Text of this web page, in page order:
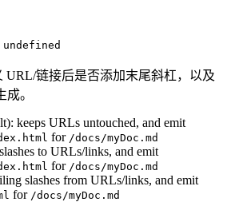
URL/链接后是否添加末尾斜杠，以及
。
keeps URLs untouched, and emit
for /docs/myDoc.md
to URLs/links, and emit
for /docs/myDoc.md
slashes from URLs/links, and emit
for /docs/myDoc.md